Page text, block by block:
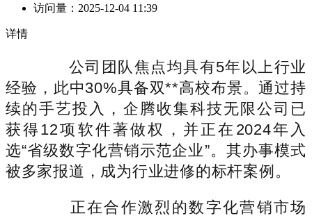
访问量： 2025-12-04 11:39
详情
公司团队焦点均具有5年以上行业
经验，此中30%具备双**高校布景。通过持
续的手艺投入，企腾收集科技无限公司已
获得12项软件著做权，并正在2024年入
选“省级数字化营销示范企业”。其办事模式
被多家报道，成为行业进修的标杆案例。
正在合作激烈的数字化营销市场